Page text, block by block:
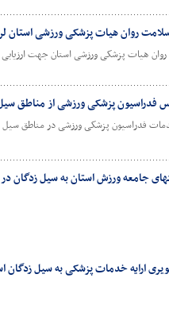
سلامت روان هیات پزشکی ورزشی استان
هیات پزشکی ورزشی استان جهت ارزیابی
فدراسیون پزشکی ورزشی از مناطق
فدراسیون پزشکی ورزشی در مناطق سیل
جامعه ورزش استان به سیل زدگان
ارایه خدمات پزشکی به سیل زدگان